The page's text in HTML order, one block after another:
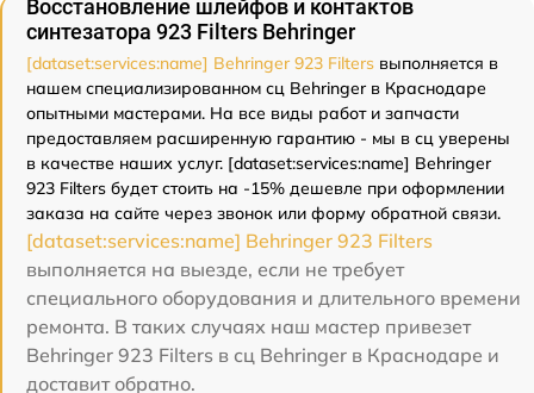
Восстановление шлейфов и контактов
синтезатора 923 Filters Behringer
[dataset:services:name] Behringer 923 Filters выполняется в
нашем специализированном сц Behringer в Краснодаре
опытными мастерами. На все виды работ и запчасти
предоставляем расширенную гарантию - мы в сц уверены
в качестве наших услуг. [dataset:services:name] Behringer
923 Filters будет стоить на -15% дешевле при оформлении
заказа на сайте через звонок или форму обратной связи.
[dataset:services:name] Behringer 923 Filters
выполняется на выезде, если не требует
специального оборудования и длительного времени
ремонта. В таких случаях наш мастер привезет
Behringer 923 Filters в сц Behringer в Краснодаре и
доставит обратно.